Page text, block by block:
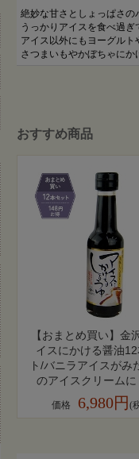
絶妙な甘さとしょっぱさの
うっかりアイスを食べ過
アイス以外にもヨーグル
さつまいもやかぼちゃにか
おすすめ商品
【おまとめ買い】金
イスにかける醤油12
ト/バニラアイスがみ
のアイスクリーム
価格 6,980円(